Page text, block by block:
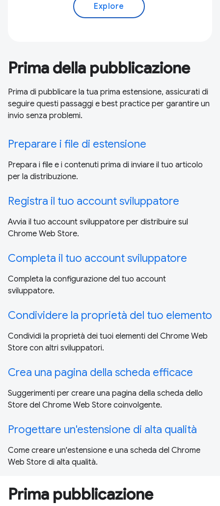
Explore
Prima della pubblicazione
Prima di pubblicare la tua prima estensione, assicurati di
seguire questi passaggi e best practice per garantire un
invio senza problemi.
Preparare i file di estensione
Prepara i file e i contenuti prima di inviare il tuo articolo
per la distribuzione.
Registra il tuo account sviluppatore
Avvia il tuo account sviluppatore per distribuire sul
Chrome Web Store.
Completa il tuo account sviluppatore
Completa la configurazione del tuo account
sviluppatore.
Condividere la proprietà del tuo elemento
Condividi la proprietà dei tuoi elementi del Chrome Web
Store con altri sviluppatori.
Crea una pagina della scheda efficace
Suggerimenti per creare una pagina della scheda dello
Store del Chrome Web Store coinvolgente.
Progettare un'estensione di alta qualità
Come creare un'estensione e una scheda del Chrome
Web Store di alta qualità.
Prima pubblicazione